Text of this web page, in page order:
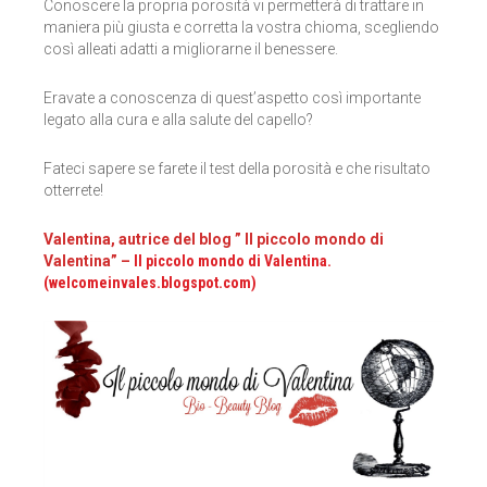
Conoscere la propria porosità vi permetterà di trattare in
maniera più giusta e corretta la vostra chioma, scegliendo
così alleati adatti a migliorarne il benessere.
Eravate a conoscenza di quest’aspetto così importante
legato alla cura e alla salute del capello?
Fateci sapere se farete il test della porosità e che risultato
otterrete!
Valentina, autrice del blog ” Il piccolo mondo di
Valentina” –
Il piccolo mondo di Valentina.
(welcomeinvales.blogspot.com)